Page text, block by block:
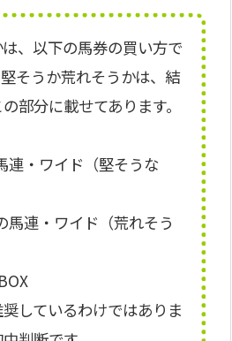
、以下の馬券の買い方で
そうか荒れそうかは、結
部分に載せてあります。
・ワイド（堅そうな
・ワイド（荒れそう
しているわけではありま